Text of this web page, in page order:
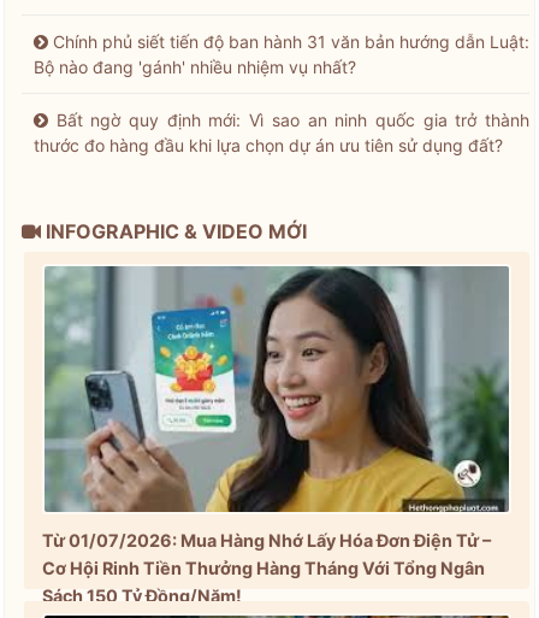
Chính phủ siết tiến độ ban hành 31 văn bản hướng dẫn Luật:
Bộ nào đang 'gánh' nhiều nhiệm vụ nhất?
Bất ngờ quy định mới: Vì sao an ninh quốc gia trở thành
thước đo hàng đầu khi lựa chọn dự án ưu tiên sử dụng đất?
INFOGRAPHIC & VIDEO MỚI
Từ 01/07/2026: Mua Hàng Nhớ Lấy Hóa Đơn Điện Tử –
Cơ Hội Rinh Tiền Thưởng Hàng Tháng Với Tổng Ngân
Sách 150 Tỷ Đồng/Năm!